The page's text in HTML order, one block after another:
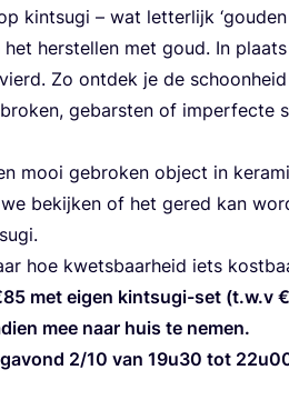
kintsugi – wat let­ter­lijk ‘
het her­stel­len met goud. In
Zo ont­dek je de
gebar­sten of imper­fec­te
mooi gebro­ken object in
bekij­ken of het gered kan
hoe kwets­baar­heid iets
85 met eigen kintsugi-set (t.w.v €
mee naar huis te nemen.
2/10 van 19u30 tot 22u